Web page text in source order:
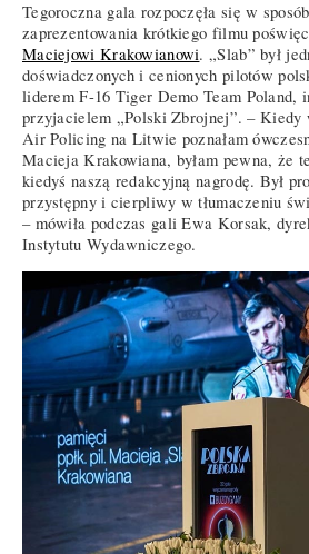
Tegoroczna gala rozpoczęła się w
zaprezentowania krótkiego filmu
Maciejowi Krakowianowi. „Slab” był
doświadczonych i cenionych pilotów
liderem F-16 Tiger Demo Team Poland,
przyjacielem „Polski Zbrojnej”. – Kiedy
Air Policing na Litwie poznałam
Macieja Krakowiana, byłam pewna, że
kiedyś naszą redakcyjną nagrodę. Był
przystępny i cierpliwy w tłumaczeniu
– mówiła podczas gali Ewa Korsak,
Instytutu Wydawniczego.